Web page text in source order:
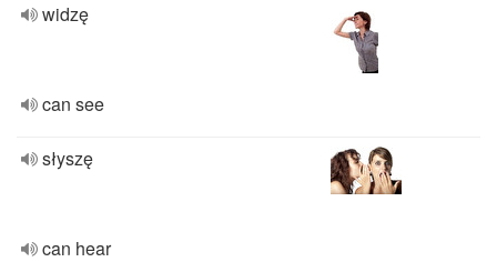
widzę
can see
słyszę
can hear